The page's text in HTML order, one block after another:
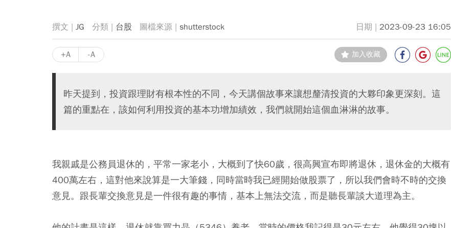
JG 台股 shutterstock 2023-09-23 16:05
+A -A 加入收藏
昨天提到，投資跟理財有根本性的不同，今天講個故事來讓想釐清投資的大夥印象更深刻。這
篇的重點在，該如何利用投資的基本功增加績效，我們就開始這個血淋淋的故事。
我親戚是公務員退休的，平常一家老小，大概到了快60歲，很高興宣布即將退休，退休金的大概有
400萬左右，這對他來說算是一大筆錢，同時當時我已經開始做股票了，所以我們會時不時的交換
意見。跟長輩交換意見是一件很有趣的事情，基本上無法交流，而是聽長輩談大道理為主。